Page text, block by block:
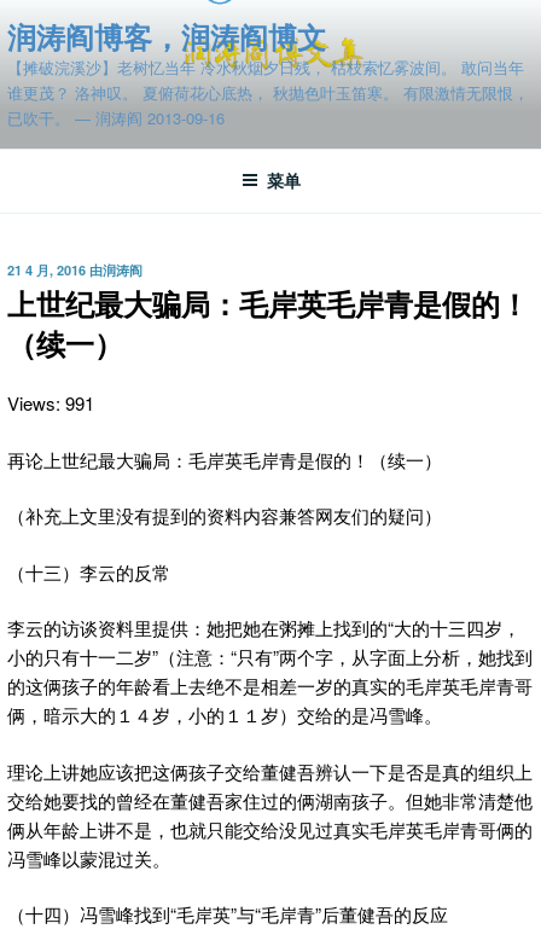
至
容
润涛阎博客，润涛阎博文
【摊破浣溪沙】老树忆当年 冷水秋烟夕日残， 枯枝索忆雾波间。 敢问当年
谁更茂？ 洛神叹。 夏俯荷花心底热， 秋抛色叶玉笛寒。 有限激情无限恨，
已吹干。 — 润涛阎 2013-09-16
菜单
发
于
21 4 月, 2016 由润涛阎
上世纪最大骗局：毛岸英毛岸青是假的！
（续一）
Views: 991
再论上世纪最大骗局：毛岸英毛岸青是假的！（续一）
（补充上文里没有提到的资料内容兼答网友们的疑问）
（十三）李云的反常
李云的访谈资料里提供：她把她在粥摊上找到的“大的十三四岁，
小的只有十一二岁”（注意：“只有”两个字，从字面上分析，她找到
的这俩孩子的年龄看上去绝不是相差一岁的真实的毛岸英毛岸青哥
俩，暗示大的１４岁，小的１１岁）交给的是冯雪峰。
理论上讲她应该把这俩孩子交给董健吾辨认一下是否是真的组织上
交给她要找的曾经在董健吾家住过的俩湖南孩子。但她非常清楚他
俩从年龄上讲不是，也就只能交给没见过真实毛岸英毛岸青哥俩的
冯雪峰以蒙混过关。
（十四）冯雪峰找到“毛岸英”与“毛岸青”后董健吾的反应